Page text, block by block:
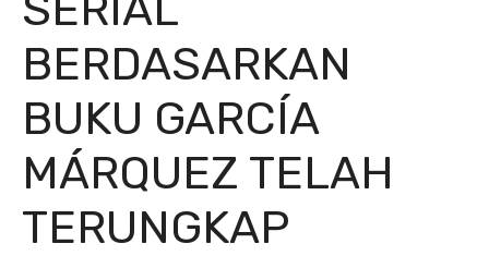
BERDASARKAN
BUKU GARCÍA
MÁRQUEZ TELAH
TERUNGKAP